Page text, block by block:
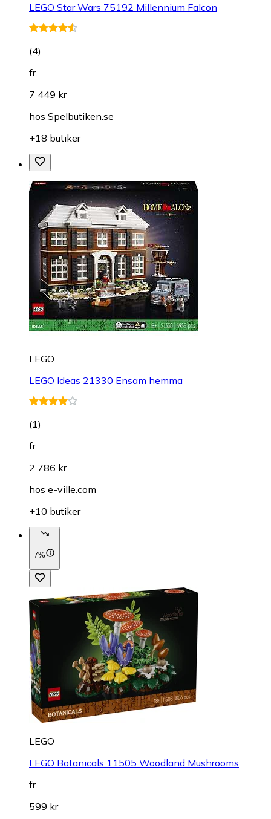
LEGO Star Wars 75192 Millennium Falcon
(4)
fr.
7 449 kr
hos Spelbutiken.se
+18 butiker
LEGO
LEGO Ideas 21330 Ensam hemma
(1)
fr.
2 786 kr
hos e-ville.com
+10 butiker
7%
LEGO
LEGO Botanicals 11505 Woodland Mushrooms
fr.
599 kr